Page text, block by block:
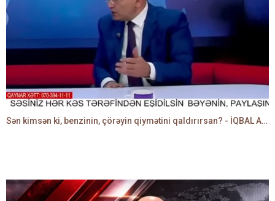
Sən kimsən ki, benzinin, çörəyin qiymətini qaldırırsan? - İQBAL AĞAZADƏ